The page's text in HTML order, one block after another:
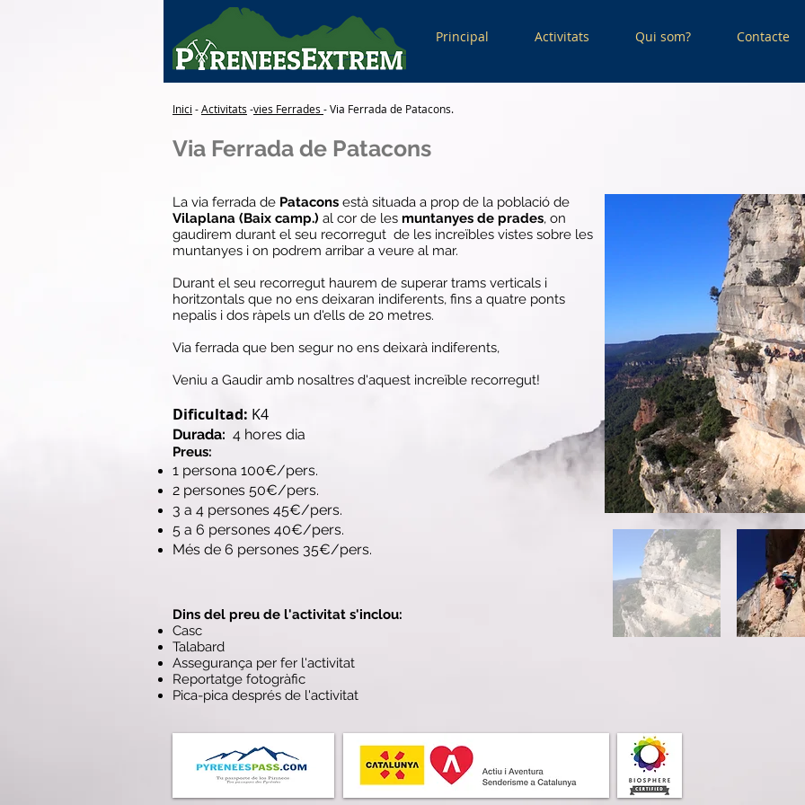
Principal Activitats Qui som? Contacte
Inici -Activitats -vies Ferrades - Via Ferrada de Patacons.
Via Ferrada de Patacons
La via ferrada de Patacons està situada a prop de la població de
Vilaplana (Baix camp.) al cor de les muntanyes de prades, on
gaudirem durant el seu recorregut de les increïbles vistes sobre les
muntanyes i on podrem arribar a veure al mar.
Durant el seu recorregut haurem de superar trams verticals i
horitzontals que no ens deixaran indiferents, fins a quatre ponts
nepalis i dos ràpels un d'ells de 20 metres.
Via ferrada que ben segur no ens deixarà indiferents,
Veniu a Gaudir amb nosaltres d'aquest increïble recorregut!
Dificultad: K4
Durada: 4 hores dia
​Preus:
1 persona 100€/pers.
2 persones 50€/pers.
3 a 4 persones 45€/pers.
5 a 6 persones 40€/pers.
Més de 6 persones 35€/pers.
Dins del preu de l'activitat s'inclou:
Casc
Talabard
Assegurança per fer l'activitat
Reportatge fotogràfic
Pica-pica després de l'activitat